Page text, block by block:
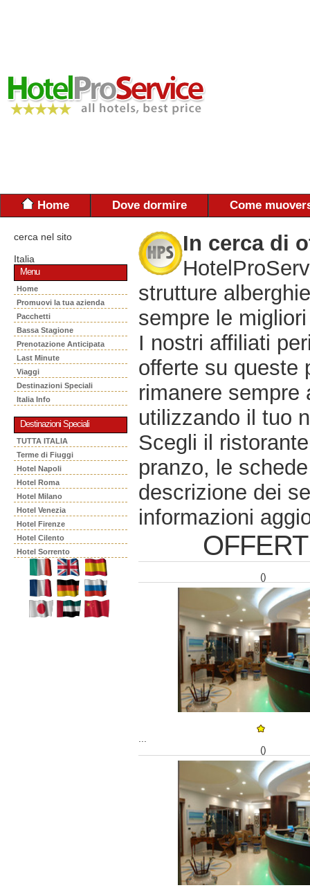
Home Dove dormire Come
cerca nel sito
Italia
Menu
Home
Promuovi la tua azienda
Pacchetti
Bassa Stagione
Prenotazione Anticipata
Last Minute
Viaggi
Destinazioni Speciali
Italia Info
Destinazioni Speciali
TUTTA ITALIA
Terme di Fiuggi
Hotel Napoli
Hotel Roma
Hotel Milano
Hotel Venezia
Hotel Firenze
Hotel Cilento
Hotel Sorrento
In cerca di
strutture
sempre le
I nostri affiliati
offerte su queste
rimanere sempre
utilizzando il tuo
Scegli il
pranzo, le
descrizione dei
informazioni
()
()